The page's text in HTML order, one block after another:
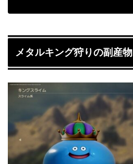
メタルキング狩りの副産物